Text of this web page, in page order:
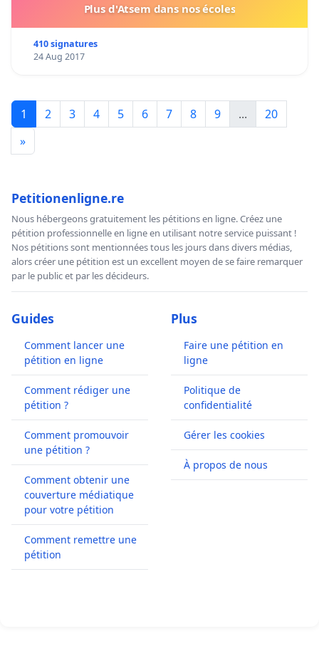
Plus d'Atsem dans nos écoles
410 signatures
24 Aug 2017
1 2 3 4 5 6 7 8 9 ...
20
»
Petitionenligne.re
Nous hébergeons gratuitement les pétitions en ligne. Créez une
pétition professionnelle en ligne en utilisant notre service puissant !
Nos pétitions sont mentionnées tous les jours dans divers médias,
alors créer une pétition est un excellent moyen de se faire remarquer
par le public et par les décideurs.
Guides
Comment lancer une
pétition en ligne
Comment rédiger une
pétition ?
Comment promouvoir
une pétition ?
Comment obtenir une
couverture médiatique
pour votre pétition
Comment remettre une
pétition
Plus
Faire une pétition en
ligne
Politique de
confidentialité
Gérer les cookies
À propos de nous